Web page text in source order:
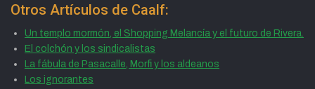
Otros Artículos de Caalf:
Un templo mormón, el Shopping Melancía y el futuro de Rivera.
El colchón y los sindicalistas
La fábula de Pasacalle, Morfi y los aldeanos
Los ignorantes